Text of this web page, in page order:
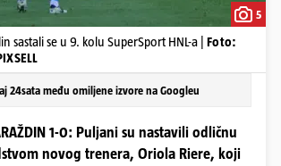
5
sastali se u 9. kolu SuperSport HNL-a | Foto:
24sata među omiljene izvore na Googleu
1-0: Puljani su nastavili odličnu
novog trenera, Oriola Riere, koji